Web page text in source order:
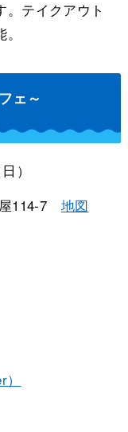
テイクアウト
ェ～
）
114-7 地図